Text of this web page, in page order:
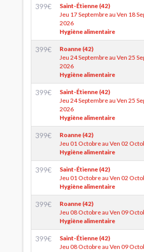
399€
Saint-Étienne (42)
Jeu 17 Septembre au Ven 18
2026
Hygiène alimentaire
399€
Roanne (42)
Jeu 24 Septembre au Ven 25
2026
Hygiène alimentaire
399€
Saint-Étienne (42)
Jeu 24 Septembre au Ven 25
2026
Hygiène alimentaire
399€
Roanne (42)
Jeu 01 Octobre au Ven 02
Hygiène alimentaire
399€
Saint-Étienne (42)
Jeu 01 Octobre au Ven 02
Hygiène alimentaire
399€
Roanne (42)
Jeu 08 Octobre au Ven 09
Hygiène alimentaire
399€
Saint-Étienne (42)
Jeu 08 Octobre au Ven 09